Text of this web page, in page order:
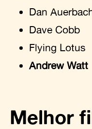
Dan
Dave Cobb
Flying Lotus
Andrew Watt
Melhor